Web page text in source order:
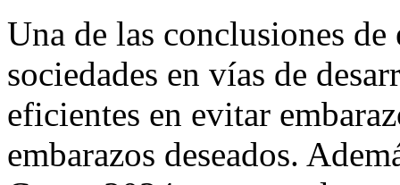
Una de las conclusiones de
sociedades en vías de
eficientes en evitar
embarazos deseados.